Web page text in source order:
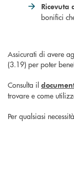
Ricevuta
bonifici
Assicurati di avere
(3.19) per poter
Consulta il
trovare e come
Per qualsiasi